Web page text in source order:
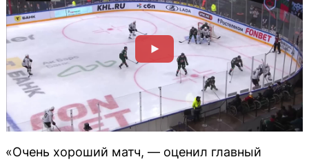
«Очень хороший матч, — оценил главный